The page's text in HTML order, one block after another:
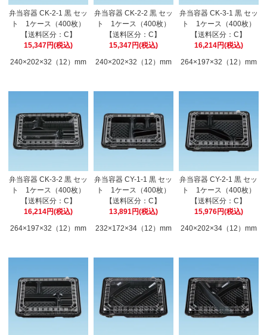
弁当容器 CK-2-1 黒 セッ
ト 1ケース（400枚）
【送料区分：C】
15,347円(税込)
240×202×32（12）mm
弁当容器 CK-2-2 黒 セッ
ト 1ケース（400枚）
【送料区分：C】
15,347円(税込)
240×202×32（12）mm
弁当容器 CK-3-1 黒 セッ
ト 1ケース（400枚）
【送料区分：C】
16,214円(税込)
264×197×32（12）mm
弁当容器 CK-3-2 黒 セッ
ト 1ケース（400枚）
【送料区分：C】
16,214円(税込)
264×197×32（12）mm
弁当容器 CY-1-1 黒 セッ
ト 1ケース（400枚）
【送料区分：C】
13,891円(税込)
232×172×34（12）mm
弁当容器 CY-2-1 黒 セッ
ト 1ケース（400枚）
【送料区分：C】
15,976円(税込)
240×202×34（12）mm